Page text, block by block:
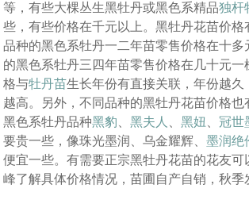
等，有些大棵丛生黑牡丹或黑色系精品独杆
些，有些价格在千元以上。黑牡丹花苗价格
品种的黑色系牡丹一二年苗零售价格在十多
的黑色系牡丹三四年苗零售价格在几十元一
格与牡丹苗生长年份有直接关联，年份越久
越高。另外，不同品种的黑牡丹花苗价格也
黑色系牡丹品种黑豹 、黑夫人 、黑妞 、冠世
要贵一些，像珠光墨润、乌金耀辉、墨润绝
便宜一些。有需要正宗黑牡丹花苗的花友可
峰了解具体价格情况，苗圃自产自销，秋季